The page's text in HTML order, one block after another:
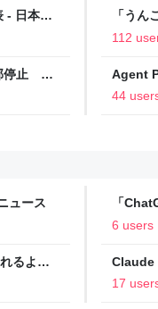
- 日本経
「う
に ヒ
112
停止
Agent
44
ュース
「
「Luna
6 users
るよう
Claude
17